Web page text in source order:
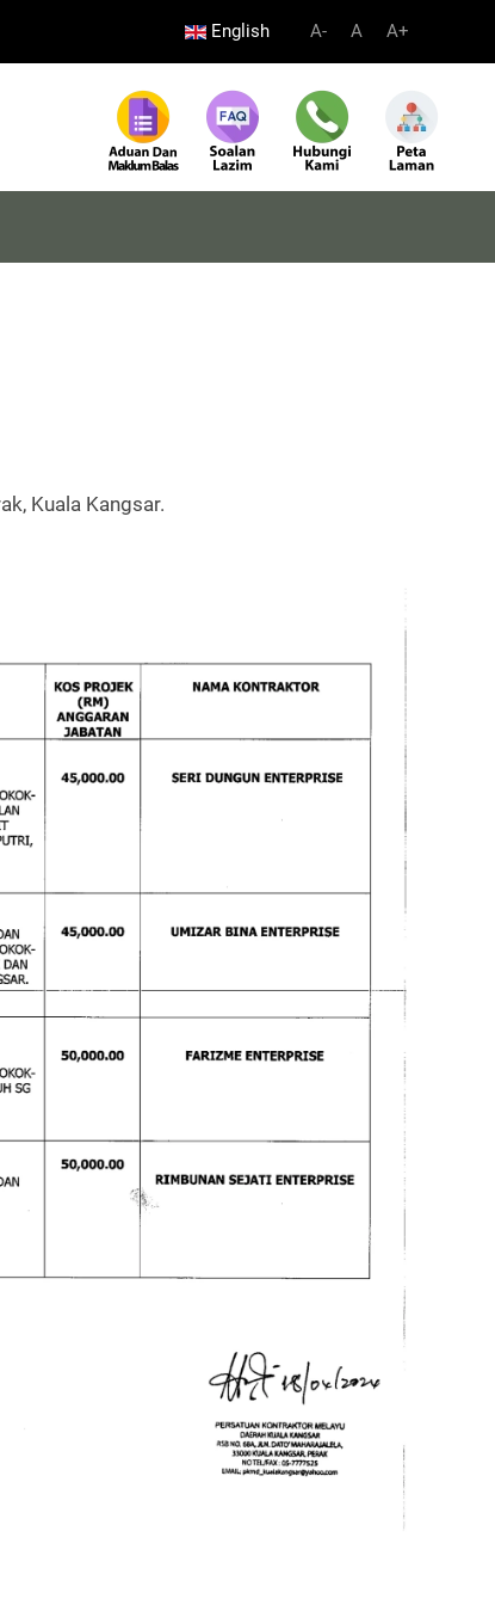
English A- A A+
Kuala Kangsar.